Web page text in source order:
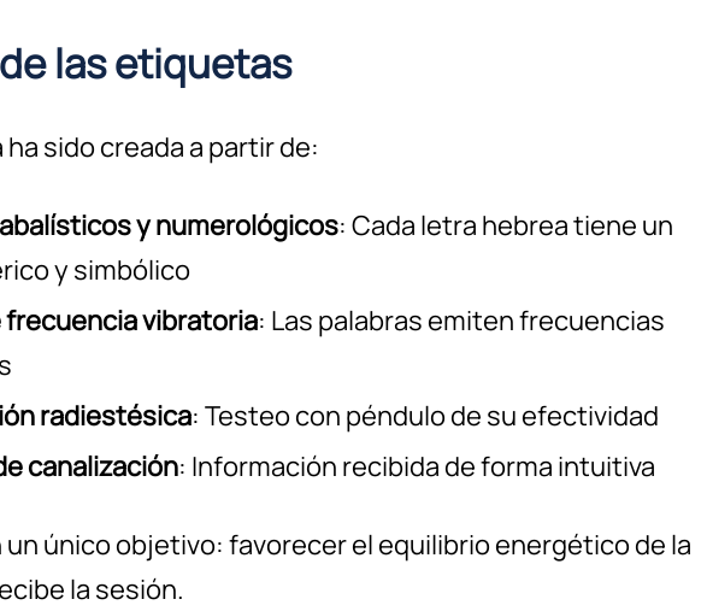
las etiquetas
sido creada a partir de:
y numerológicos: Cada letra hebrea tiene un
y simbólico
frecuencia vibratoria: Las palabras emiten frecuencias
radiestésica: Testeo con péndulo de su efectividad
canalización: Información recibida de forma intuitiva
único objetivo: favorecer el equilibrio energético de la
la sesión.